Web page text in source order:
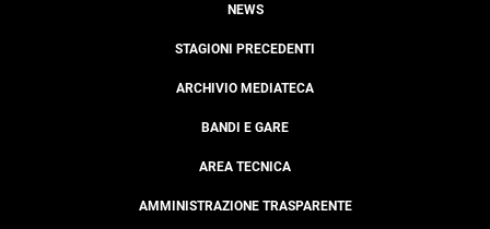
NEWS
STAGIONI PRECEDENTI
ARCHIVIO MEDIATECA
BANDI E GARE
AREA TECNICA
AMMINISTRAZIONE TRASPARENTE